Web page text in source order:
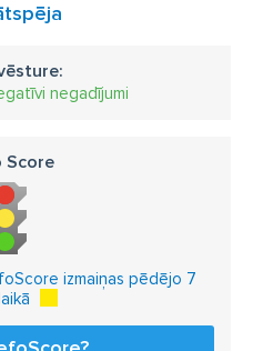
negadījumi
Score
izmaiņas pēdējo 7